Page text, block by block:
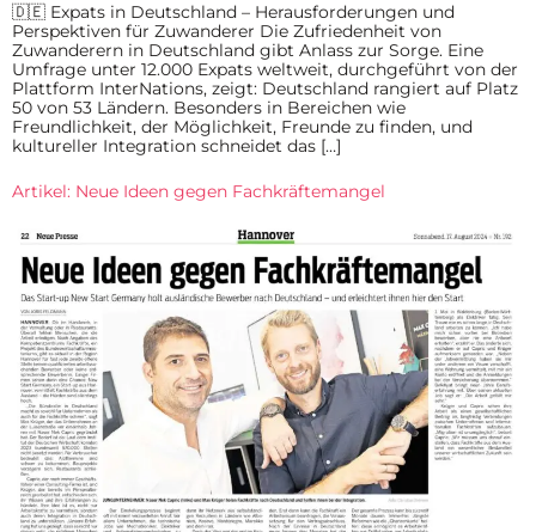
🇩🇪 Expats in Deutschland – Herausforderungen und
Perspektiven für Zuwanderer Die Zufriedenheit von
Zuwanderern in Deutschland gibt Anlass zur Sorge. Eine
Umfrage unter 12.000 Expats weltweit, durchgeführt von der
Plattform InterNations, zeigt: Deutschland rangiert auf Platz
50 von 53 Ländern. Besonders in Bereichen wie
Freundlichkeit, der Möglichkeit, Freunde zu finden, und
kultureller Integration schneidet das […]
Artikel: Neue Ideen gegen Fachkräftemangel